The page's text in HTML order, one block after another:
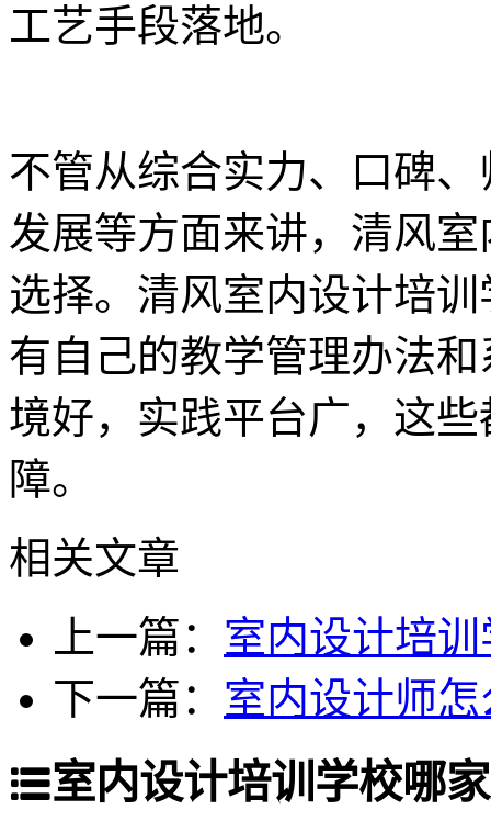
工艺手段落地。
不管从综合实力、口碑
发展等方面来讲，清风
选择。清风室内设计培
有自己的教学管理办法
境好，实践平台广，这
障。
相关文章
上一篇： 室内设计培
下一篇： 室内设计师
室内设计培训学校哪